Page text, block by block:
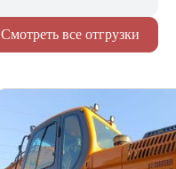
Смотреть все отгрузки